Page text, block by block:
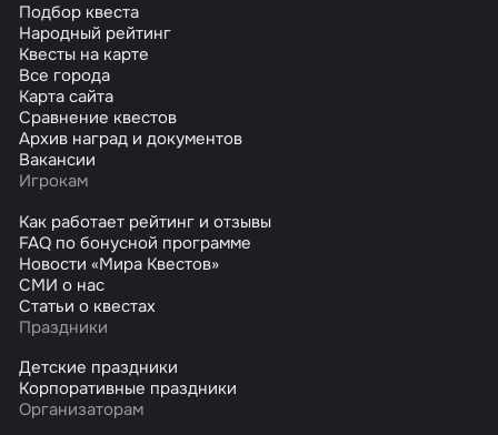
Подбор квеста
Народный рейтинг
Квесты на карте
Все города
Карта сайта
Сравнение квестов
Архив наград и документов
Вакансии
Игрокам
Как работает рейтинг и отзывы
FAQ по бонусной программе
Новости «Мира Квестов»
СМИ о нас
Статьи о квестах
Праздники
Детские праздники
Корпоративные праздники
Организаторам